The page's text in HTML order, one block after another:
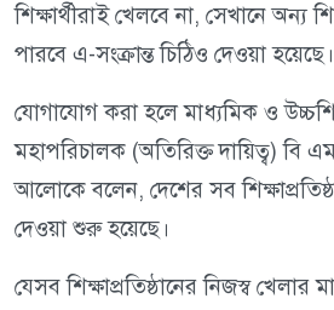
শিক্ষার্থীরাই খেলবে না, সেখানে অন্য
পারবে এ-সংক্রান্ত চিঠিও দেওয়া হয়েছে।
যোগাযোগ করা হলে মাধ্যমিক ও
মহাপরিচালক (অতিরিক্ত দায়িত্ব) বি
আলোকে বলেন, দেশের সব
দেওয়া শুরু হয়েছে।
যেসব শিক্ষাপ্রতিষ্ঠানের নিজস্ব খেলার